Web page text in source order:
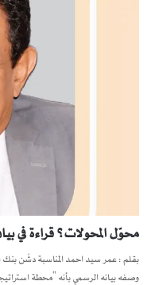
محوّل المحولات؟ قراءة في
وصفه بيانه الرسمي بأنه “محطة